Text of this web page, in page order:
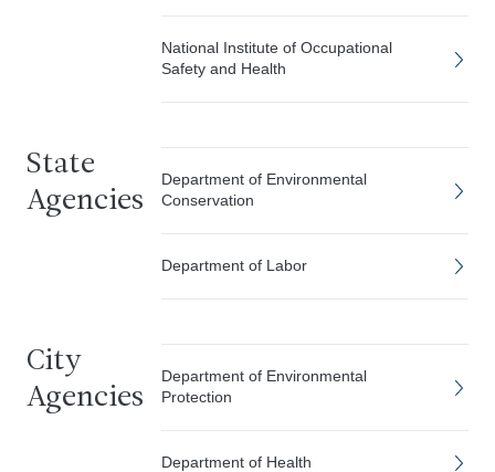
National Institute of Occupational
Safety and Health
State
Agencies
Department of Environmental
Conservation
Department of Labor
City
Agencies
Department of Environmental
Protection
Department of Health